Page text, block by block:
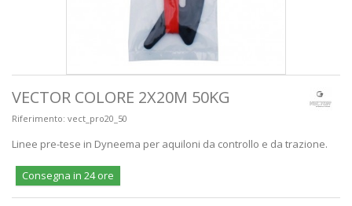
VECTOR COLORE 2X20M 50KG
Riferimento: vect_pro20_50
Linee pre-tese in Dyneema per aquiloni da controllo e da trazione.
Consegna in 24 ore